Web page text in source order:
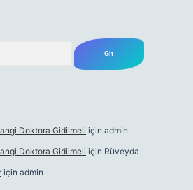
Doktora Gidilmeli için admin
Doktora Gidilmeli için Rüveyda
için admin